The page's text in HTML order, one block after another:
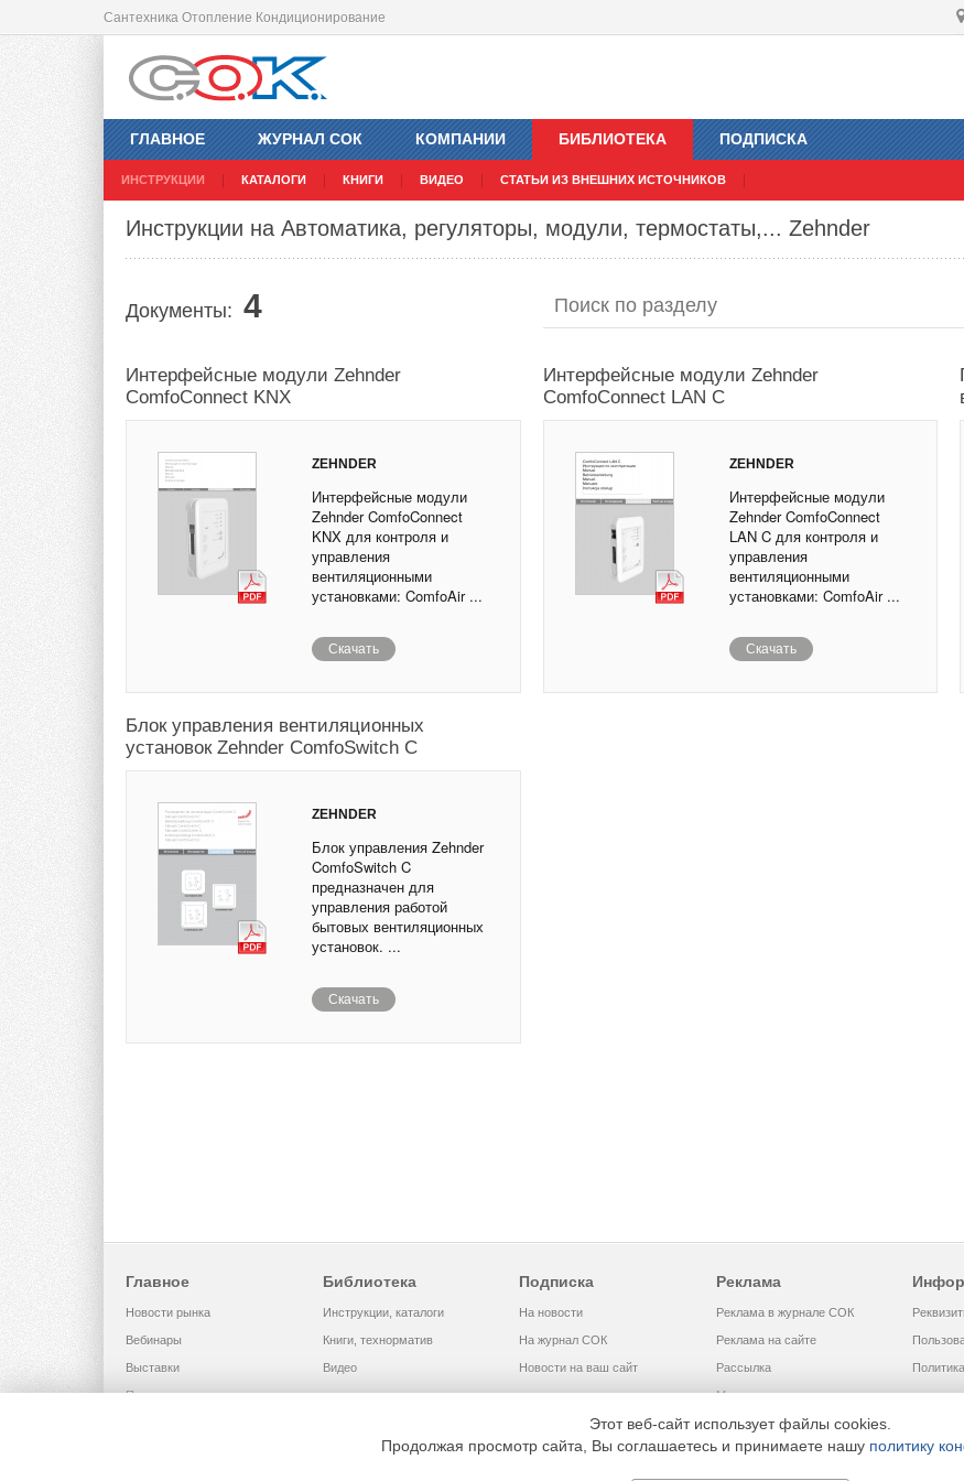
Сантехника Отопление Кондиционирование
ГЛАВНОЕ ЖУРНАЛ СОК КОМПАНИИ БИБЛИОТЕКА
ИНСТРУКЦИИ КАТАЛОГИ КНИГИ ВИДЕО СТАТЬИ ИЗ ВНЕШНИХ ИСТОЧНИКОВ
ПОДПИСКА
Инструкции на Автоматика, регуляторы, модули, термостаты,... Zehnder
Документы: 4
Интерфейсные модули Zehnder
ComfoConnect KNX
ZEHNDER
Интерфейсные модули
Zehnder ComfoConnect
KNX для контроля и
управления
вентиляционными
установками: ComfoAir ...
Скачать
Интерфейсные модули Zehnder
ComfoConnect LAN C
ZEHNDER
Интерфейсные модули
Zehnder ComfoConnect
LAN C для контроля и
управления
вентиляционными
установками: ComfoAir ...
Скачать
Блок управления вентиляционных
установок Zehnder ComfoSwitch C
ZEHNDER
Блок управления Zehnder
ComfoSwitch C
предназначен для
управления работой
бытовых вентиляционных
установок. ...
Скачать
Главное
Новости рынка
Вебинары
Выставки
Помощь
Библиотека
Инструкции, каталоги
Книги, технорматив
Видео
Подписка
На новости
На журнал СОК
Новости на ваш сайт
Реклама
Реклама в журнале СОК
Реклама на сайте
Рассылка
Медиакит
Этот веб-сайт использует файлы cookies.
Продолжая просмотр сайта, Вы соглашаетесь и принимаете нашу политику